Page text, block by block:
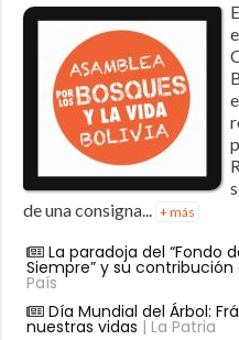
de una consigna... + más
La paradoja del “Fondo
Siempre” y su
País
Día Mundial del Árbol:
nuestras vidas | La Patria